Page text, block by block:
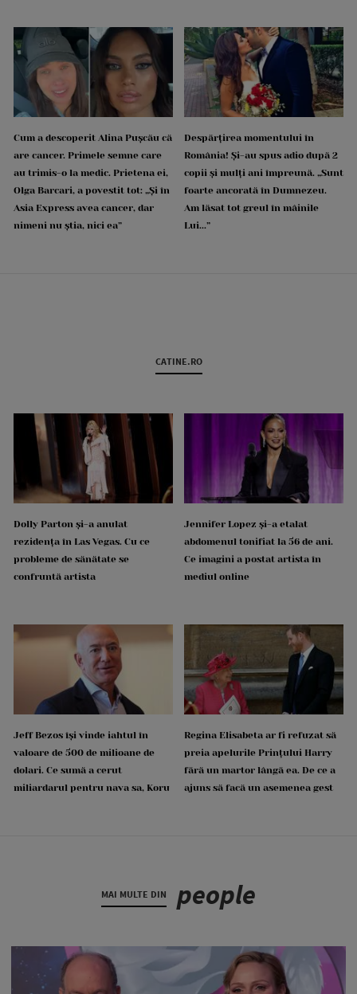
Cum a descoperit Alina Pușcău că
are cancer. Primele semne care
au trimis-o la medic. Prietena ei,
Olga Barcari, a povestit tot: „Și în
Asia Express avea cancer, dar
nimeni nu știa, nici ea”
Despărțirea momentului în
România! Și-au spus adio după 2
copii și mulți ani împreună. „Sunt
foarte ancorată în Dumnezeu.
Am lăsat tot greul în mâinile
Lui...”
CATINE.RO
Dolly Parton și-a anulat
rezidența în Las Vegas. Cu ce
probleme de sănătate se
confruntă artista
Jennifer Lopez și-a etalat
abdomenul tonifiat la 56 de ani.
Ce imagini a postat artista în
mediul online
Jeff Bezos își vinde iahtul în
valoare de 500 de milioane de
dolari. Ce sumă a cerut
miliardarul pentru nava sa, Koru
Regina Elisabeta ar fi refuzat să
preia apelurile Prințului Harry
fără un martor lângă ea. De ce a
ajuns să facă un asemenea gest
MAI MULTE DIN people